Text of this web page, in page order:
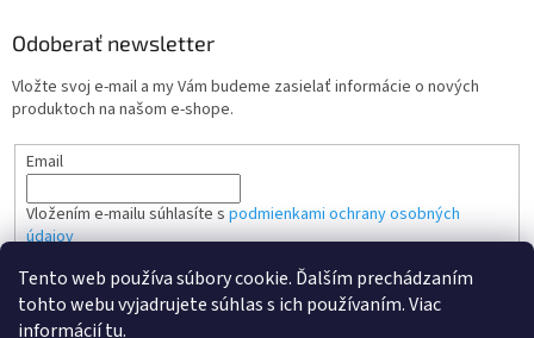
Tento web používa súbory cookie. Ďalším prechádzaním
tohto webu vyjadrujete súhlas s ich používaním. Viac
informáciítu.
Odoberať newsletter
Vložte svoj e-mail a my Vám budeme zasielať informácie o nových
produktoch na našom e-shope.
Email
Vložením e-mailu súhlasíte s podmienkami ochrany osobných
údajov
PRIHLÁSIŤ SA